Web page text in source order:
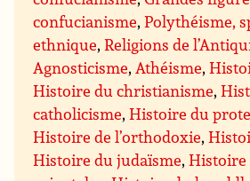
confucianisme,Polythéisme,
ethnique,Religions de
Agnosticisme, Athéisme,
Histoire du christianisme,
catholicisme,Histoire du
Histoire de l’orthodoxie,
Histoire du judaïsme,Histoire